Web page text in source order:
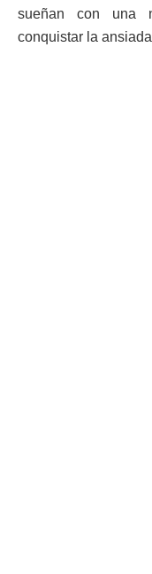
sueñan con una
conquistar la